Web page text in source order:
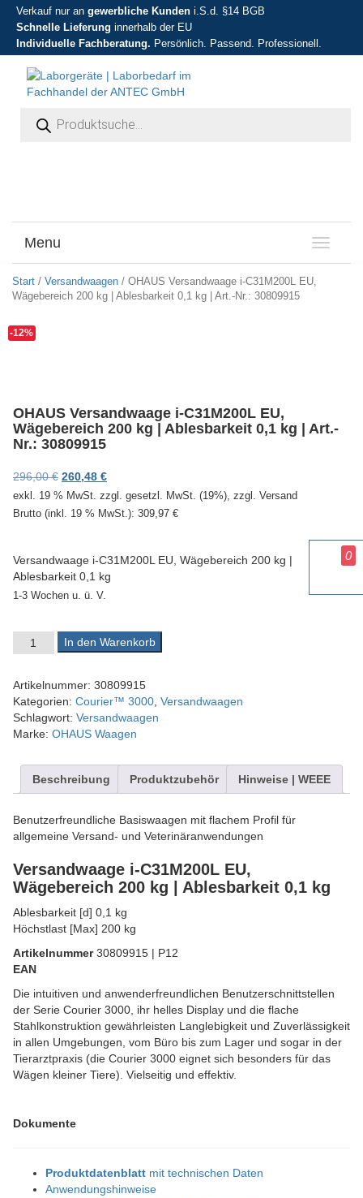
Verkauf nur an gewerbliche Kunden i.S.d. §14 BGB
Schnelle Lieferung innerhalb der EU
Individuelle Fachberatung. Persönlich. Passend. Professionell.
T
o
a
Menu
Start / Versandwaagen / OHAUS Versandwaage i-C31M200L EU,
Wägebereich 200 kg | Ablesbarkeit 0,1 kg | Art.-Nr.: 30809915
-12%
OHAUS Versandwaage i-C31M200L EU,
Wägebereich 200 kg | Ablesbarkeit 0,1 kg | Art.-
Nr.: 30809915
296,00€ Ursprünglicher Preis war: 296,00 €
260,48 €Aktueller Preis ist: 260,48 €.
exkl. 19 % MwSt. zzgl. gesetzl. MwSt. (19%), zzgl. Versand
Brutto (inkl. 19 % MwSt.): 309,97 €
Versandwaage i-C31M200L EU, Wägebereich 200 kg |
Ablesbarkeit 0,1 kg
1-3 Wochen u. ü. V.
OHAUS Versandwaage i-C31M200L EU, Wägebereich 200 kg |
In den Warenkorb
Artikelnummer: 30809915
Kategorien: Courier™ 3000 Versandwaagen
Schlagwort: Versandwaagen
Marke: OHAUS Waagen
Beschreibung Produktzubehör Hinweise | WEEE
Benutzerfreundliche Basiswaagen mit flachem Profil für
allgemeine Versand- und Veterinäranwendungen
Versandwaage i-C31M200L EU,
Wägebereich 200 kg | Ablesbarkeit 0,1 kg
Ablesbarkeit [d] 0,1 kg
Höchstlast [Max] 200 kg
Artikelnummer30809915 | P12
EAN
Die intuitiven und anwenderfreundlichen Benutzerschnittstellen
der Serie Courier 3000, ihr helles Display und die flache
Stahlkonstruktion gewährleisten Langlebigkeit und Zuverlässigkeit
in allen Umgebungen, vom Büro bis zum Lager und sogar in der
Tierarztpraxis (die Courier 3000 eignet sich besonders für das
Wägen kleiner Tiere). Vielseitig und effektiv.
Dokumente
Produktdatenblatt mit technischen Daten
Anwendungshinweise
0